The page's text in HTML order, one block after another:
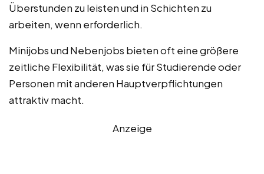
Überstunden zu leisten und in Schichten zu
arbeiten, wenn erforderlich.
Minijobs und Nebenjobs bieten oft eine größere
zeitliche Flexibilität, was sie für Studierende oder
Personen mit anderen Hauptverpflichtungen
attraktiv macht.
Anzeige